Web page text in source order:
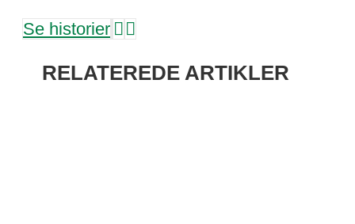
Se historier
RELATEREDE ARTIKLER